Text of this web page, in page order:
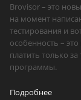
Brovisor – это
на момент
тестирования и
особенность –
платить только
программы.
Подробнее